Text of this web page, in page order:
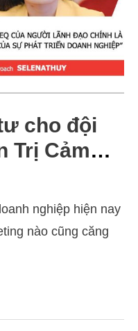
cho đội
Trị Cảm
nghiệp hiện nay
nào cũng căng